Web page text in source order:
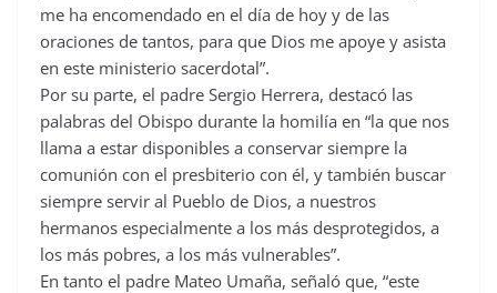
me ha encomendado en el día de hoy y de las
oraciones de tantos, para que Dios me apoye y asista
en este ministerio sacerdotal”.
Por su parte, el padre Sergio Herrera, destacó las
palabras del Obispo durante la homilía en “la que nos
llama a estar disponibles a conservar siempre la
comunión con el presbiterio con él, y también buscar
siempre servir al Pueblo de Dios, a nuestros
hermanos especialmente a los más desprotegidos, a
los más pobres, a los más vulnerables”.
En tanto el padre Mateo Umaña, señaló que, “este